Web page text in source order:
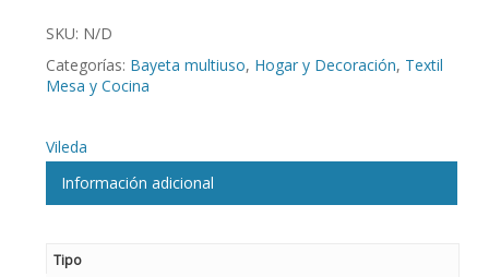
SKU: N/D
Categorías: Bayeta multiuso, Hogar y Decoración, Textil
Mesa y Cocina
Vileda
Información adicional
Tipo